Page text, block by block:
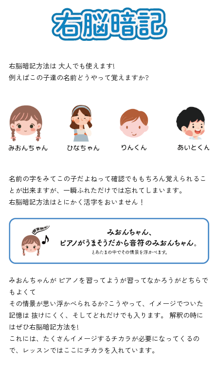
右脳暗記方法は 大人でも使えます!
例えばこの子達の名前どうやって覚えますか?
名前の字をみてこの子だよねって確認でももちろん覚えられるこ
とが出来ますが、一瞬ふれただけでは忘れてしまいます。
右脳暗記方法はとにかく活字をおいません！
みおんちゃんが ピアノを習ってようが習ってなかろうがどちらで
もよくて
その情景が思い浮かべられるか?こうやって、イメージでついた
記憶は 抜けにくく、そしてどれだけでも入ります。 解釈の時に
はぜひ右脳暗記方法を!
これには、たくさんイメージするチカラが必要になってくるの
で、レッスンではここにチカラを入れています。